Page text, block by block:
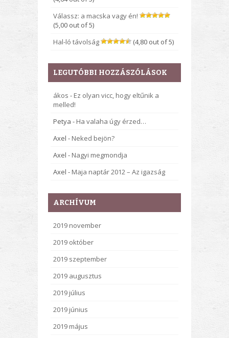
Válassz: a macska vagy én!
(5,00 out of 5)
Hal-ló távolság
(4,80 out of 5)
LEGUTÓBBI HOZZÁSZÓLÁSOK
ákos - Ez olyan vicc, hogy eltűnik a
melled!
Petya - Ha valaha úgy érzed…
Axel - Neked bejön?
Axel - Nagyi megmondja
Axel - Maja naptár 2012 – Az igazság
ARCHÍVUM
2019 november
2019 október
2019 szeptember
2019 augusztus
2019 július
2019 június
2019 május